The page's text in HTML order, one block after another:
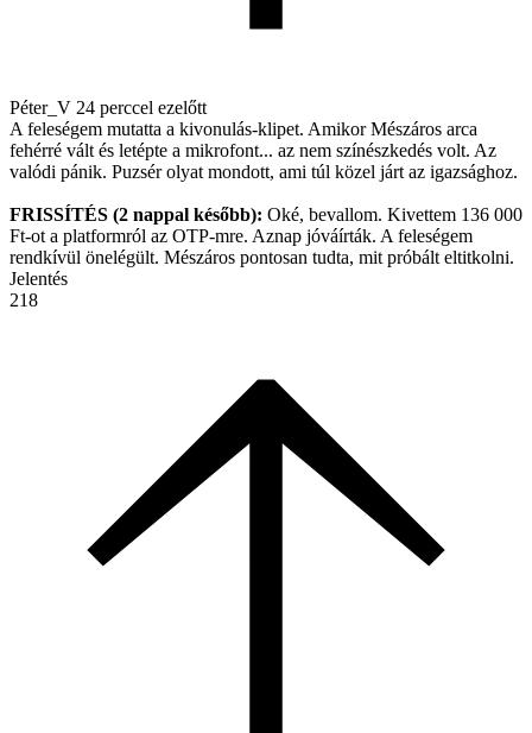
Péter_V 24 perccel ezelőtt
A feleségem mutatta a kivonulás-klipet. Amikor Mészáros arca
fehérré vált és letépte a mikrofont... az nem színészkedés volt. Az
valódi pánik. Puzsér olyat mondott, ami túl közel járt az igazsághoz.
FRISSÍTÉS (2 nappal később): Oké, bevallom. Kivettem 136 000
Ft-ot a platformról az OTP-mre. Aznap jóváírták. A feleségem
rendkívül önelégült. Mészáros pontosan tudta, mit próbált eltitkolni.
Jelentés
218